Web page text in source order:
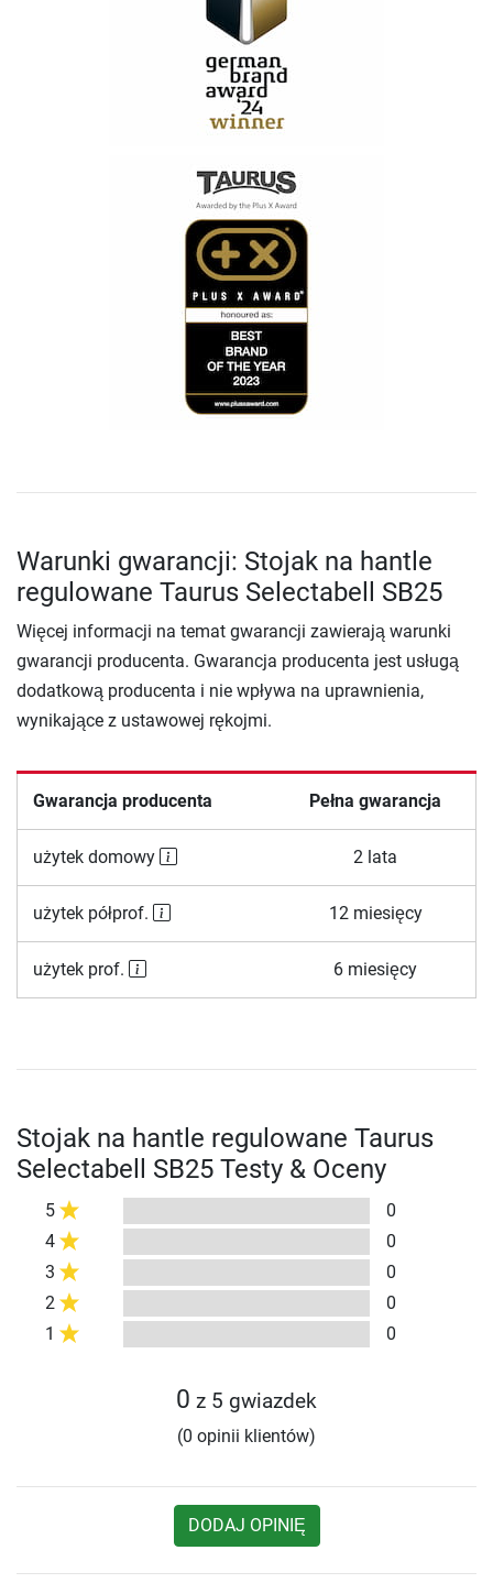
Warunki gwarancji: Stojak na hantle
regulowane Taurus Selectabell SB25
Więcej informacji na temat gwarancji zawierają warunki
gwarancji producenta. Gwarancja producenta jest usługą
dodatkową producenta i nie wpływa na uprawnienia,
wynikające z ustawowej rękojmi.
Gwarancja producenta Pełna gwarancja
użytek domowy 2 lata
użytek półprof. 12 miesięcy
użytek prof. 6 miesięcy
Stojak na hantle regulowane Taurus
Selectabell SB25 Testy & Oceny
5
0
4
0
3
0
2
0
1
0
0 z 5 gwiazdek
(0 opinii klientów)
DODAJ OPINIĘ